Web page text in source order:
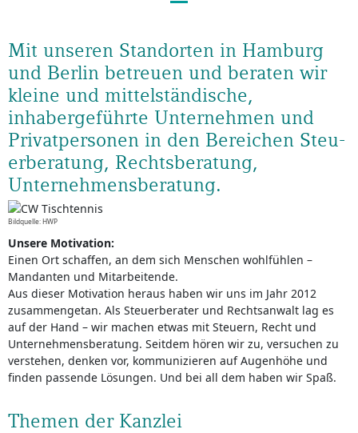
Mit unseren Standorten in Hamburg
und Berlin betreuen und beraten wir
kleine und mittelständ­ische,
inhaberge­führte Unternehmen und
Privatpersonen in den Bereichen Steu­
erberatung, Rechtsbe­ratung,
Unternehmens­beratung.
Bildquelle: HWP
Unsere Motivation:
Einen Ort schaffen, an dem sich Menschen wohlfühlen –
Mandanten und Mitarbeitende.
Aus dieser Motivation heraus haben wir uns im Jahr 2012
zusammengetan. Als Steuerberater und Rechtsanwalt lag es
auf der Hand – wir machen etwas mit Steuern, Recht und
Unternehmensberatung. Seitdem hören wir zu, versuchen zu
verstehen, denken vor, kommunizieren auf Augenhöhe und
finden passende Lösungen. Und bei all dem haben wir Spaß.
Themen der Kanzlei